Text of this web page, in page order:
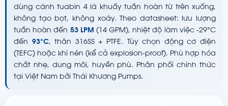
dùng cánh tuabin 4 lá khuấy tuần hoàn từ trên xuống,
không tạo bọt, không xoáy. Theo datasheet: lưu lượng
tuần hoàn đến 53 LPM (14 GPM), nhiệt độ làm việc -29°C
đến 93°C, thân 316SS + PTFE. Tùy chọn động cơ điện
(TEFC) hoặc khí nén (kể cả explosion-proof). Phù hợp hóa
chất nhẹ, dung môi, huyền phù. Phân phối chính thức
tại Việt Nam bởi Thái Khương Pumps.